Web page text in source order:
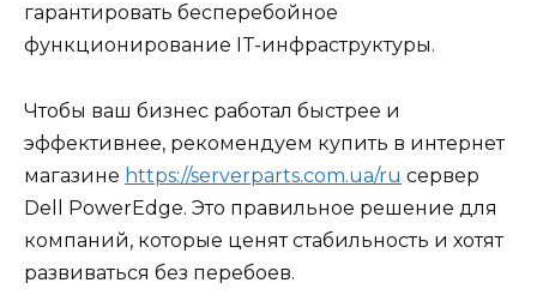
гарантировать бесперебойное
функционирование IT-инфраструктуры.
Чтобы ваш бизнес работал быстрее и
эффективнее, рекомендуем купить в интернет
магазине https://serverparts.com.ua/ru сервер
Dell PowerEdge. Это правильное решение для
компаний, которые ценят стабильность и хотят
развиваться без перебоев.